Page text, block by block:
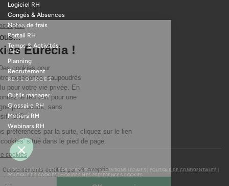
Logiciel RH
Congés & Absences
Notes de frais
Portail RH
Temps & Activités
Paie
Planning
Recrutement
RESSOURCES
Outils manager
Glossaire RH
Métiers RH
Webinars RH
© 2026 EURÉCIA — TOUS DROITS RÉSERVÉS |MENTIONS LÉGALES| POLITIQUE DE CONFIDENTIALITÉ
POLITIQUE DE COOKIES
MODIFIER MES PRÉFÉRENCES COOKIES